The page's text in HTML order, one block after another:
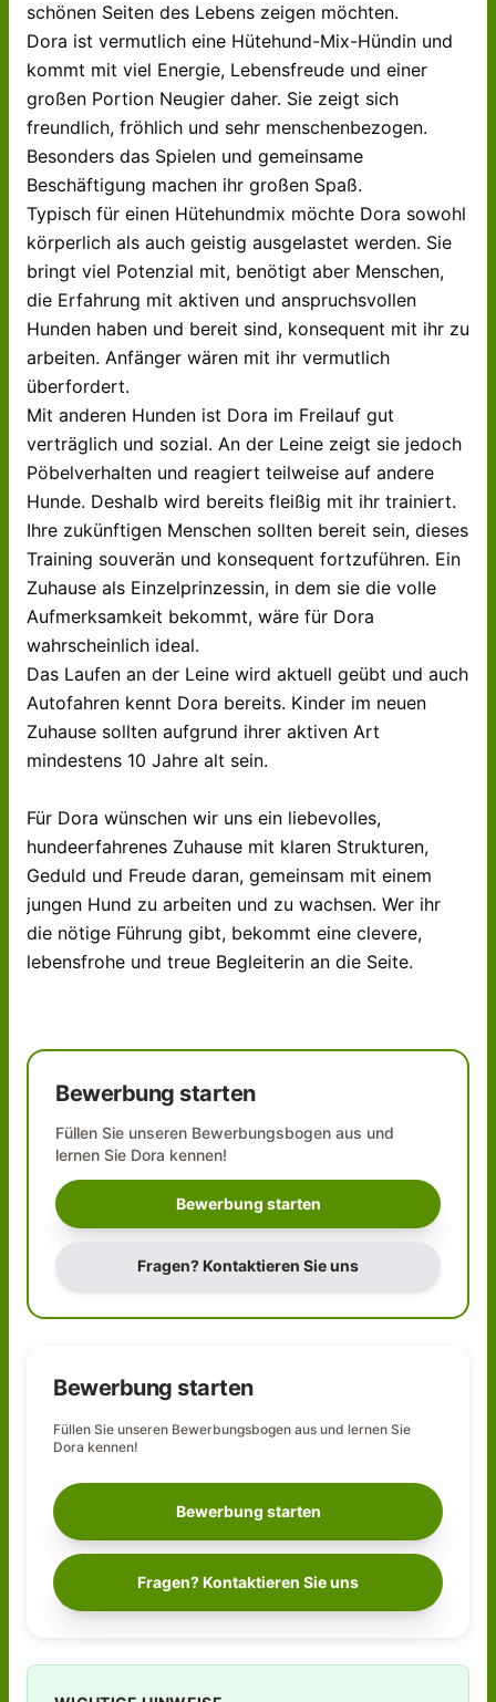
schönen Seiten des Lebens zeigen möchten.
Dora ist vermutlich eine Hütehund-Mix-Hündin und
kommt mit viel Energie, Lebensfreude und einer
großen Portion Neugier daher. Sie zeigt sich
freundlich, fröhlich und sehr menschenbezogen.
Besonders das Spielen und gemeinsame
Beschäftigung machen ihr großen Spaß.
Typisch für einen Hütehundmix möchte Dora sowohl
körperlich als auch geistig ausgelastet werden. Sie
bringt viel Potenzial mit, benötigt aber Menschen,
die Erfahrung mit aktiven und anspruchsvollen
Hunden haben und bereit sind, konsequent mit ihr zu
arbeiten. Anfänger wären mit ihr vermutlich
überfordert.
Mit anderen Hunden ist Dora im Freilauf gut
verträglich und sozial. An der Leine zeigt sie jedoch
Pöbelverhalten und reagiert teilweise auf andere
Hunde. Deshalb wird bereits fleißig mit ihr trainiert.
Ihre zukünftigen Menschen sollten bereit sein, dieses
Training souverän und konsequent fortzuführen. Ein
Zuhause als Einzelprinzessin, in dem sie die volle
Aufmerksamkeit bekommt, wäre für Dora
wahrscheinlich ideal.
Das Laufen an der Leine wird aktuell geübt und auch
Autofahren kennt Dora bereits. Kinder im neuen
Zuhause sollten aufgrund ihrer aktiven Art
mindestens 10 Jahre alt sein.
Für Dora wünschen wir uns ein liebevolles,
hundeerfahrenes Zuhause mit klaren Strukturen,
Geduld und Freude daran, gemeinsam mit einem
jungen Hund zu arbeiten und zu wachsen. Wer ihr
die nötige Führung gibt, bekommt eine clevere,
lebensfrohe und treue Begleiterin an die Seite.
Bewerbung starten
Füllen Sie unseren Bewerbungsbogen aus und
lernen Sie Dora kennen!
Bewerbung starten
Fragen? Kontaktieren Sie uns
Bewerbung starten
Füllen Sie unseren Bewerbungsbogen aus und lernen Sie
Dora kennen!
Bewerbung starten
Fragen? Kontaktieren Sie uns